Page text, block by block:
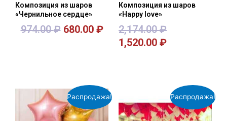
Композиция из шаров
«Чернильное сердце»
974.00₽ 680.00 ₽
Композиция из шаров
«Happy love»
2,174.00₽
1,520.00 ₽
Распродажа! Распродажа!